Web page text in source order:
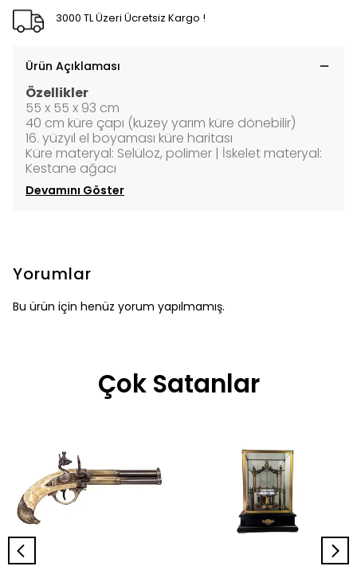
3000 TL Üzeri Ücretsiz Kargo !
Ürün Açıklaması
Özellikler
55 x 55 x 93 cm
40 cm küre çapı (kuzey yarım küre dönebilir)
16. yüzyıl el boyaması küre haritası
Küre materyal: Selüloz, polimer | İskelet materyal:
Kestane ağacı
Devamını Göster
Yorumlar
Bu ürün için henüz yorum yapılmamış.
Çok Satanlar